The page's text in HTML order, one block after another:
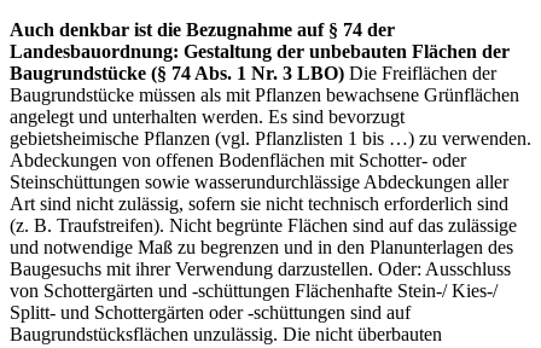
Auch denkbar ist die Bezugnahme auf § 74 der
Landesbauordnung: Gestaltung der unbebauten Flächen der
Baugrundstücke (§ 74 Abs. 1 Nr. 3 LBO) Die Freiflächen der
Baugrundstücke müssen als mit Pflanzen bewachsene Grünflächen
angelegt und unterhalten werden. Es sind bevorzugt
gebietsheimische Pflanzen (vgl. Pflanzlisten 1 bis …) zu verwenden.
Abdeckungen von offenen Bodenflächen mit Schotter- oder
Steinschüttungen sowie wasserundurchlässige Abdeckungen aller
Art sind nicht zulässig, sofern sie nicht technisch erforderlich sind
(z. B. Traufstreifen). Nicht begrünte Flächen sind auf das zulässige
und notwendige Maß zu begrenzen und in den Planunterlagen des
Baugesuchs mit ihrer Verwendung darzustellen. Oder: Ausschluss
von Schottergärten und -schüttungen Flächenhafte Stein-/ Kies-/
Splitt- und Schottergärten oder -schüttungen sind auf
Baugrundstücksflächen unzulässig. Die nicht überbauten